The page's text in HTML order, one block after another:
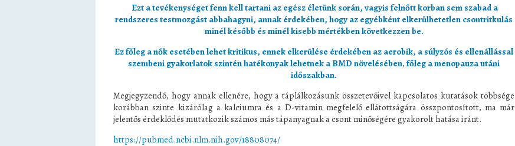
Ezt a tevékenységet fenn kell tartani az egész életünk során, vagyis felnőtt korban sem szabad a
rendszeres testmozgást abbahagyni, annak érdekében, hogy az egyébként elkerülhetetlen csontritkulás
minél később és minél kisebb mértékben következzen be.
Ez főleg a nők esetében lehet kritikus, ennek elkerülése érdekében az aerobik, a súlyzós és ellenállással
szembeni gyakorlatok szintén hatékonyak lehetnek a BMD növelésében, főleg a menopauza utáni
időszakban.
Megjegyzendő, hogy annak ellenére, hogy a táplálkozásunk összetevőivel kapcsolatos kutatások többsége
korábban szinte kizárólag a kalciumra és a D-vitamin megfelelő ellátottságára összpontosított, ma már
jelentős érdeklődés mutatkozik számos más tápanyagnak a csont minőségére gyakorolt hatása iránt.
https://pubmed.ncbi.nlm.nih.gov/18808074/